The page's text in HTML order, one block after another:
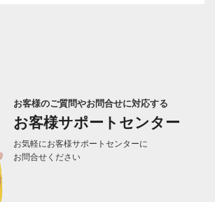
お客様のご質問やお問合せに対応する
お客様サポートセンター
お気軽にお客様サポートセンターに
お問合せください